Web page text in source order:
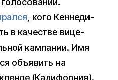
, кого Кеннеди-
в качестве вице-
кампании. Имя
объявить на